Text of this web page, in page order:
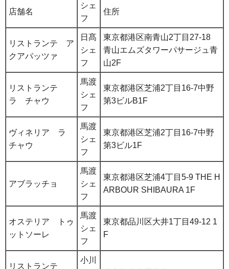
店舗名
シェ
フ
住所
リストランテ ア
クアパッツァ
日髙
シェ
フ
東京都港区南青山2丁目27-18
青山エムズタワーパサージュ青
山2F
リストランテ
ラ チャウ
馬渡
シェ
フ
東京都港区芝浦2丁目16-7中野
第3ビルB1F
ヴィネリア ラ
チャウ
馬渡
シェ
フ
東京都港区芝浦2丁目16-7中野
第3ビル1F
アブラッチョ
馬渡
シェ
フ
東京都港区芝浦4丁目5-9 THE H
ARBOUR SHIBAURA 1F
オステリア トゥ
ットソーレ
馬渡
シェ
フ
東京都品川区大井1丁目49-12 1
F
リストランテ
小川